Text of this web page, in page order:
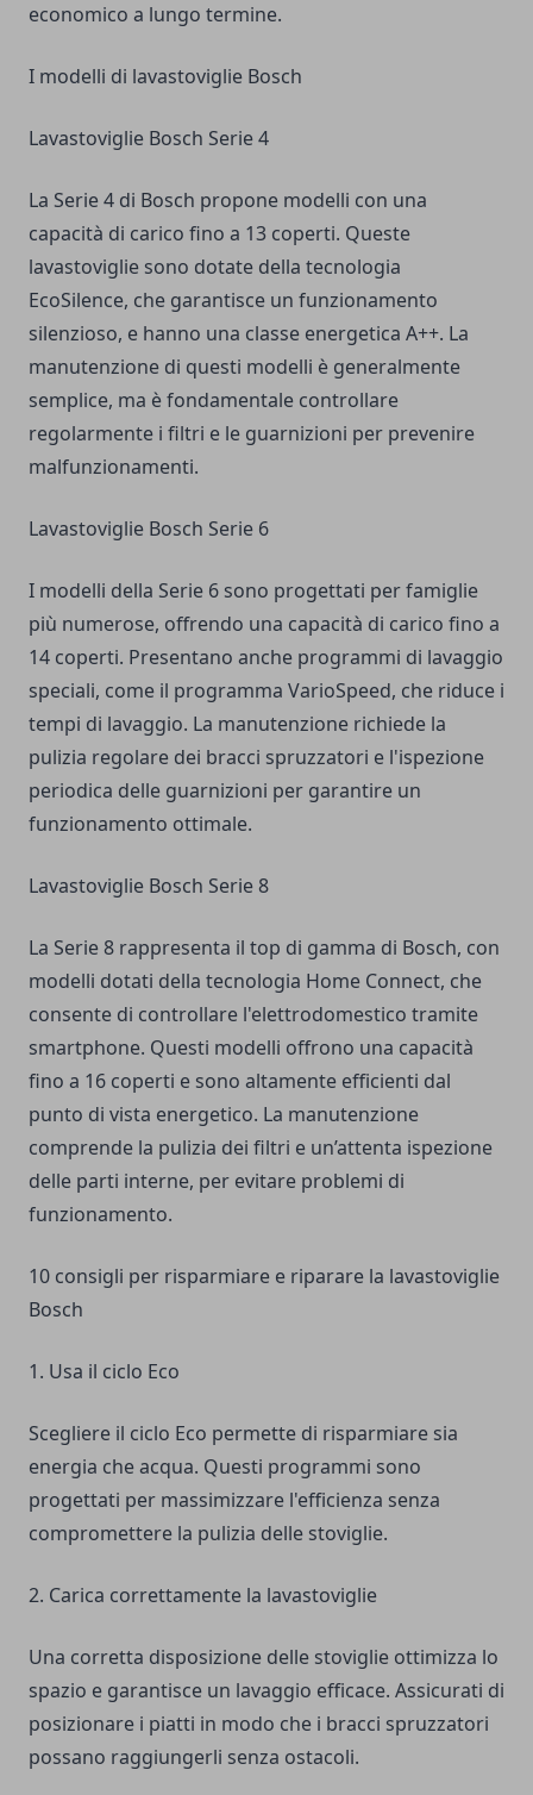
economico a lungo termine.
I modelli di lavastoviglie Bosch
Lavastoviglie Bosch Serie 4
La Serie 4 di Bosch propone modelli con una
capacità di carico fino a 13 coperti. Queste
lavastoviglie sono dotate della tecnologia
EcoSilence, che garantisce un funzionamento
silenzioso, e hanno una classe energetica A++. La
manutenzione di questi modelli è generalmente
semplice, ma è fondamentale controllare
regolarmente i filtri e le guarnizioni per prevenire
malfunzionamenti.
Lavastoviglie Bosch Serie 6
I modelli della Serie 6 sono progettati per famiglie
più numerose, offrendo una capacità di carico fino a
14 coperti. Presentano anche programmi di lavaggio
speciali, come il programma VarioSpeed, che riduce i
tempi di lavaggio. La manutenzione richiede la
pulizia regolare dei bracci spruzzatori e l'ispezione
periodica delle guarnizioni per garantire un
funzionamento ottimale.
Lavastoviglie Bosch Serie 8
La Serie 8 rappresenta il top di gamma di Bosch, con
modelli dotati della tecnologia Home Connect, che
consente di controllare l'elettrodomestico tramite
smartphone. Questi modelli offrono una capacità
fino a 16 coperti e sono altamente efficienti dal
punto di vista energetico. La manutenzione
comprende la pulizia dei filtri e un’attenta ispezione
delle parti interne, per evitare problemi di
funzionamento.
10 consigli per risparmiare e riparare la lavastoviglie
Bosch
1. Usa il ciclo Eco
Scegliere il ciclo Eco permette di risparmiare sia
energia che acqua. Questi programmi sono
progettati per massimizzare l'efficienza senza
compromettere la pulizia delle stoviglie.
2. Carica correttamente la lavastoviglie
Una corretta disposizione delle stoviglie ottimizza lo
spazio e garantisce un lavaggio efficace. Assicurati di
posizionare i piatti in modo che i bracci spruzzatori
possano raggiungerli senza ostacoli.